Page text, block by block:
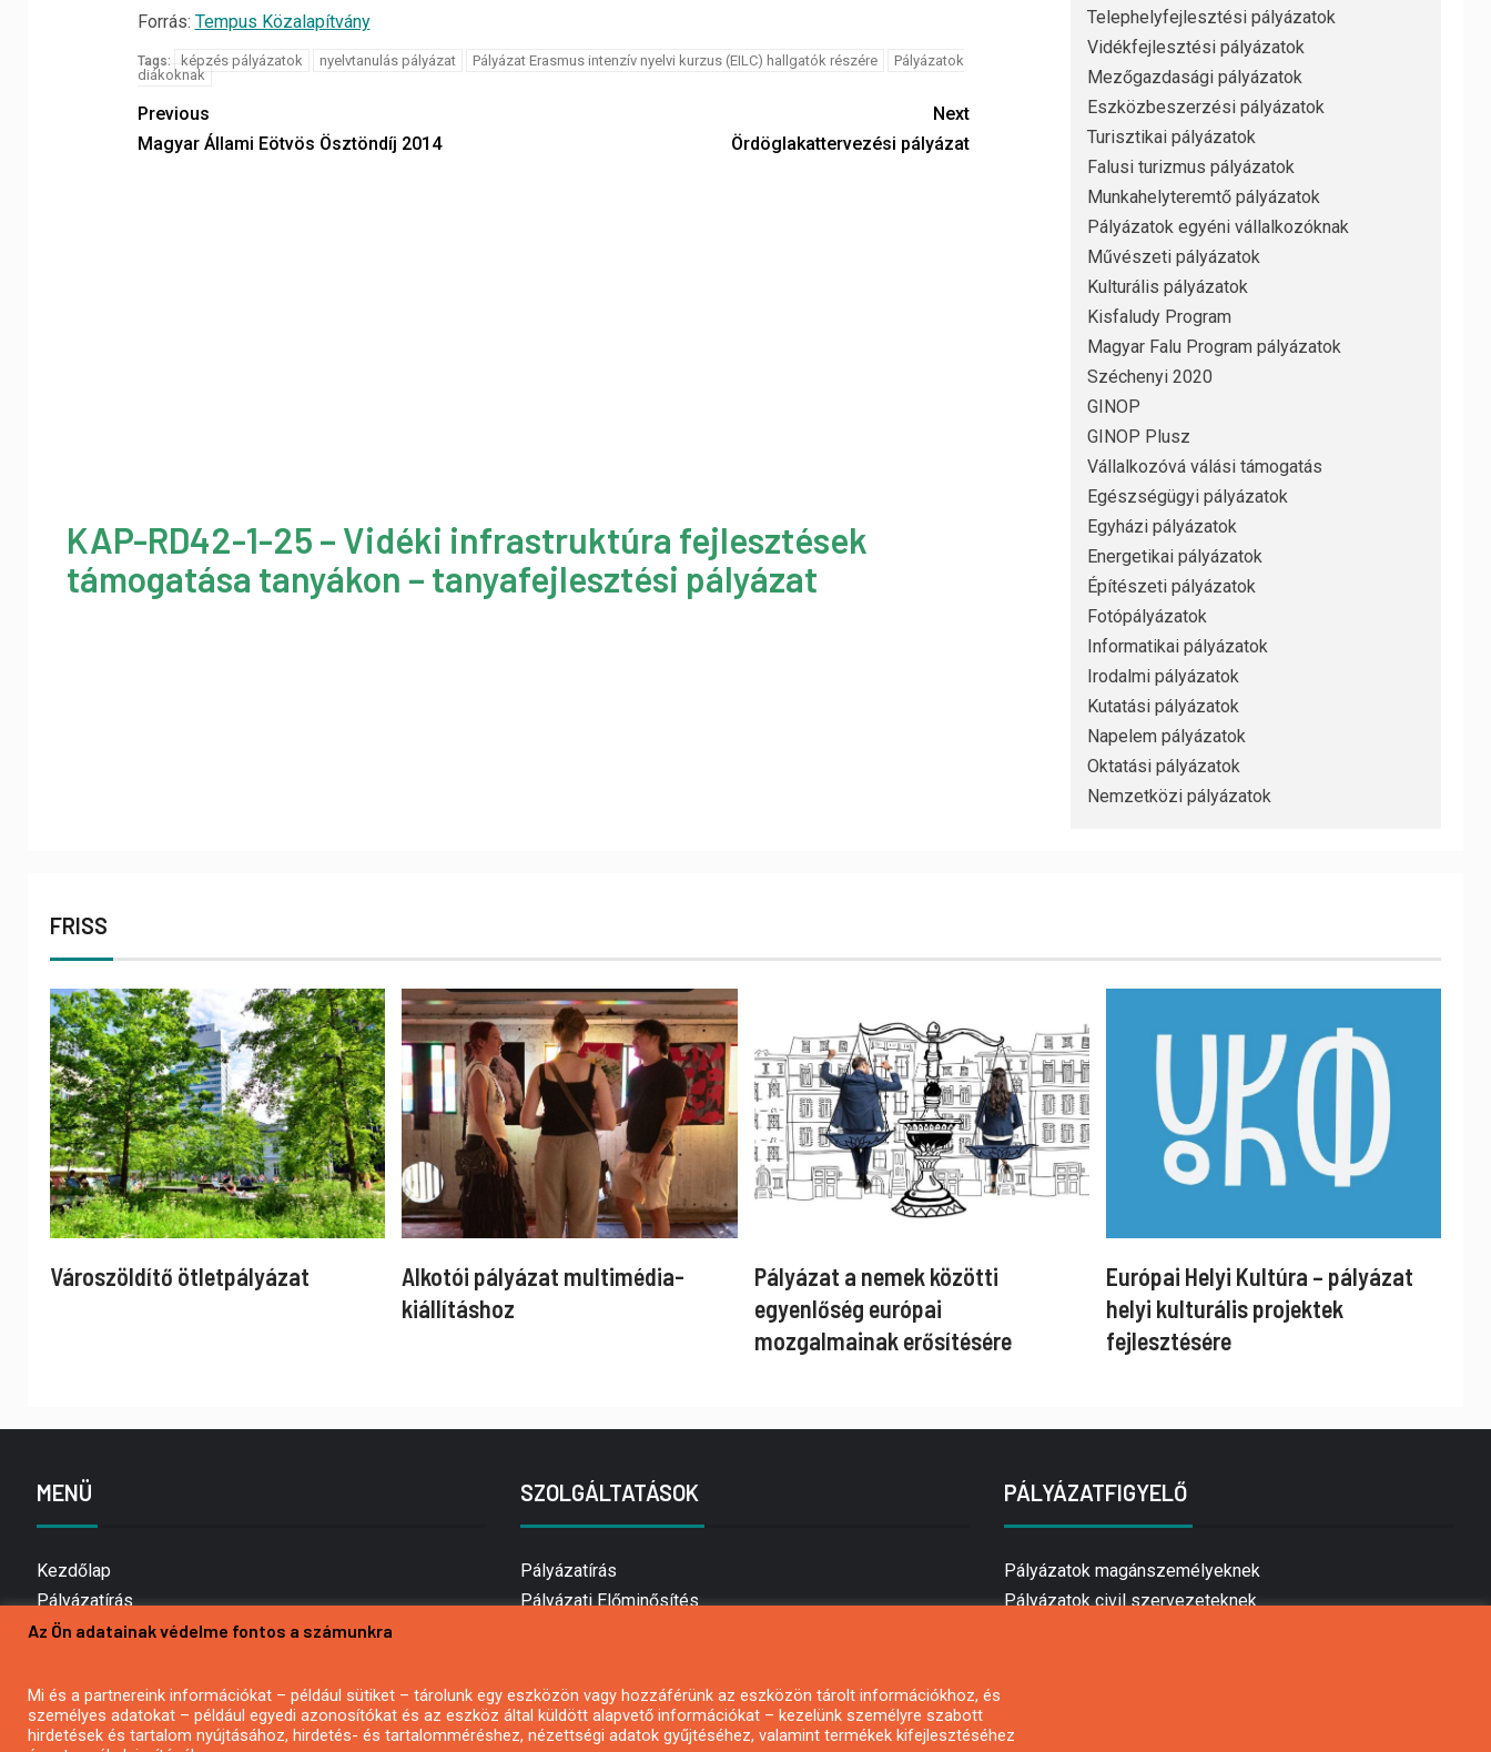
Forrás: Tempus Közalapítvány
Tags: képzés pályázatok nyelvtanulás pályázat Pályázat Erasmus intenzív nyelvi kurzus (EILC) hallgatók részére
Pályázatok
diákoknak
Previous
Magyar Állami Eötvös Ösztöndíj 2014
Next
Ördöglakattervezési pályázat
KAP-RD42-1-25 – Vidéki infrastruktúra fejlesztések
támogatása tanyákon – tanyafejlesztési pályázat
Telephelyfejlesztési pályázatok
Vidékfejlesztési pályázatok
Mezőgazdasági pályázatok
Eszközbeszerzési pályázatok
Turisztikai pályázatok
Falusi turizmus pályázatok
Munkahelyteremtő pályázatok
Pályázatok egyéni vállalkozóknak
Művészeti pályázatok
Kulturális pályázatok
Kisfaludy Program
Magyar Falu Program pályázatok
Széchenyi 2020
GINOP
GINOP Plusz
Vállalkozóvá válási támogatás
Egészségügyi pályázatok
Egyházi pályázatok
Energetikai pályázatok
Építészeti pályázatok
Fotópályázatok
Informatikai pályázatok
Irodalmi pályázatok
Kutatási pályázatok
Napelem pályázatok
Oktatási pályázatok
Nemzetközi pályázatok
FRISS
Városzöldítő ötletpályázat
Alkotói pályázat multimédia-
kiállításhoz
Pályázat a nemek közötti
egyenlőség európai
mozgalmainak erősítésére
Európai Helyi Kultúra – pályázat
helyi kulturális projektek
fejlesztésére
MENÜ
Kezdőlap
Pályázatírás
Bemutatkozás
Hírlevél feliratkozás
Impresszum
SZOLGÁLTATÁSOK
Pályázatírás
Pályázati Előminősítés
Mezőgazdasági pályázatírás
Pályázatírás magánszemélyeknek
PÁLYÁZATFIGYELŐ
Pályázatok magánszemélyeknek
Pályázatok civil szervezeteknek
Az Ön adatainak védelme fontos a számunkra
Mi és a partnereink információkat – például sütiket – tárolunk egy eszközön vagy hozzáférünk az eszközön tárolt információkhoz, és
személyes adatokat – például egyedi azonosítókat és az eszköz által küldött alapvető információkat – kezelünk személyre szabott
hirdetések és tartalom nyújtásához, hirdetés- és tartalomméréshez, nézettségi adatok gyűjtéséhez, valamint termékek kifejlesztéséhez